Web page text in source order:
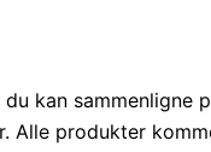
kan
Alle produkter